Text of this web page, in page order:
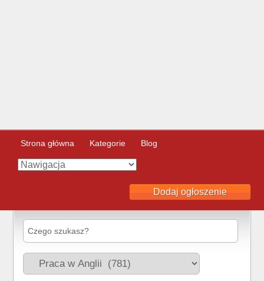
Strona główna Kategorie Blog
Dodaj ogłoszenie